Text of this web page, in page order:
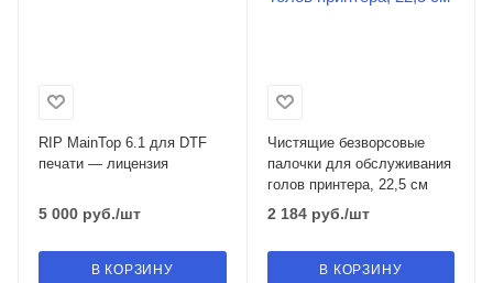
RIP MainTop 6.1 для DTF
печати — лицензия
5 000 руб./шт
В КОРЗИНУ
Чистящие безворсовые
палочки для обслуживания
голов принтера, 22,5 см
2 184руб./шт
В КОРЗИНУ